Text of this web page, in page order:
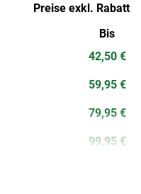
Preise exkl. Rabatt
Bis
42,50 €
59,95 €
79,95 €
99,95 €